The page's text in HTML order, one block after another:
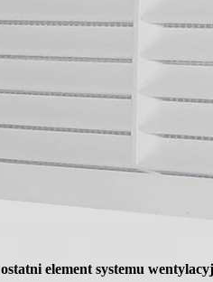
ostatni element systemu